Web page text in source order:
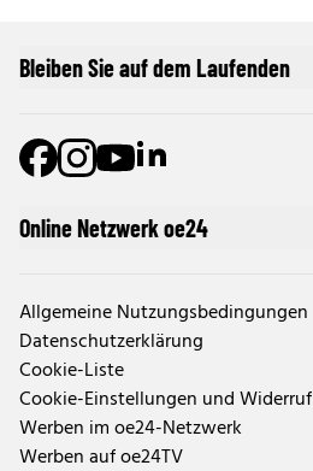
Online Netzwerk oe24
Allgemeine Nutzungsbedingungen
Datenschutzerklärung
Cookie-Liste
Cookie-Einstellungen und Widerruf
Werben im oe24-Netzwerk
Werben auf oe24TV
Bleiben Sie auf dem Laufenden